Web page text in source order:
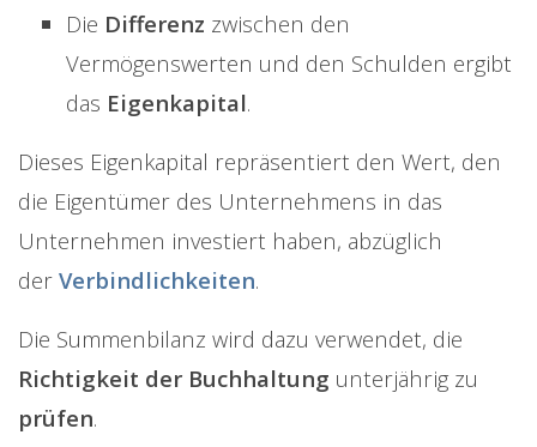
Die Differenz zwischen den
Vermögenswerten und den Schulden ergibt
das Eigenkapital.
Dieses Eigenkapital repräsentiert den Wert, den
die Eigentümer des Unternehmens in das
Unternehmen investiert haben, abzüglich
der Verbindlichkeiten.
Die Summenbilanz wird dazu verwendet, die
Richtigkeit der Buchhaltung unterjährig zu
prüfen.